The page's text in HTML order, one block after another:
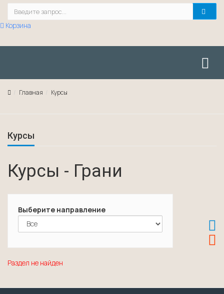
Корзина
Главная Курсы
Курсы
Курсы - Грани
Выберите направление
Раздел не найден